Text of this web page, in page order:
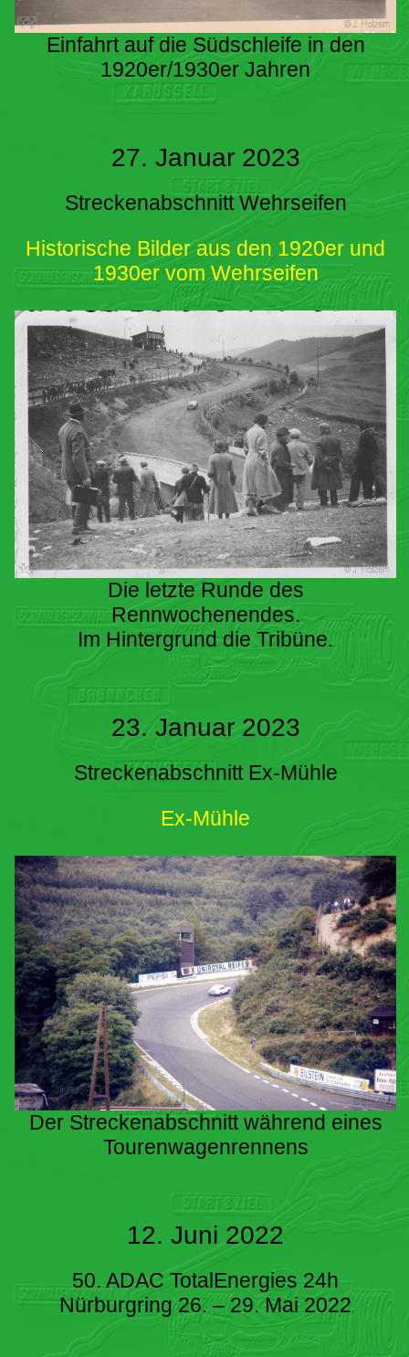
Einfahrt auf die Südschleife in den
1920er/1930er Jahren
27. Januar 2023
Streckenabschnitt Wehrseifen
Historische Bilder aus den 1920er und
1930er vom Wehrseifen
Die letzte Runde des
Rennwochenendes.
Im Hintergrund die Tribüne.
23. Januar 2023
Streckenabschnitt Ex-Mühle
Ex-Mühle
Der Streckenabschnitt während eines
Tourenwagenrennens
12. Juni 2022
50. ADAC TotalEnergies 24h
Nürburgring 26. – 29. Mai 2022